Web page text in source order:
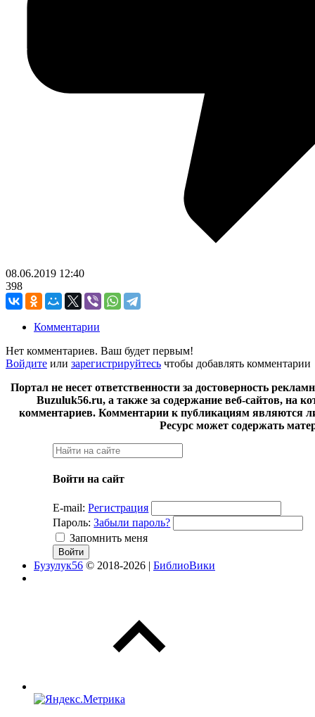
08.06.2019 12:40
398
Комментарии
Нет комментариев. Ваш будет первым!
Войдите или зарегистрируйтесь чтобы добавлять комментарии
Портал не несет ответственности за достоверность
Buzuluk56.ru, а также за содержание веб-сайтов, на
комментариев. Комментарии к публикациям являются
Ресурс может содержать
Войти на сайт
E-mail: Регистрация
Пароль: Забыли пароль?
Запомнить меня
Бузулук56 © 2018-2026 | БиблиоВики